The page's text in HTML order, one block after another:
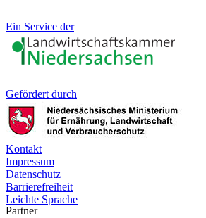
Ein Service der
Gefördert durch
Kontakt
Impressum
Datenschutz
Barrierefreiheit
Leichte Sprache
Partner